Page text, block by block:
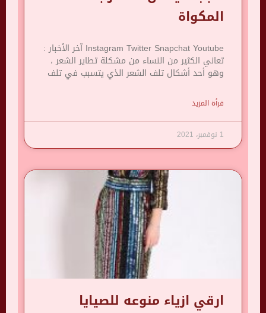
المكواة
Instagram Twitter Snapchat Youtube آخر الأخبار :
تعاني الكثير من النساء من مشكلة تطاير الشعر ،
وهو أحد أشكال تلف الشعر الذي يتسبب في تلف
قرأة المزيد
1 نوفمبر، 2021
ارقي ازياء منوعه للصيايا